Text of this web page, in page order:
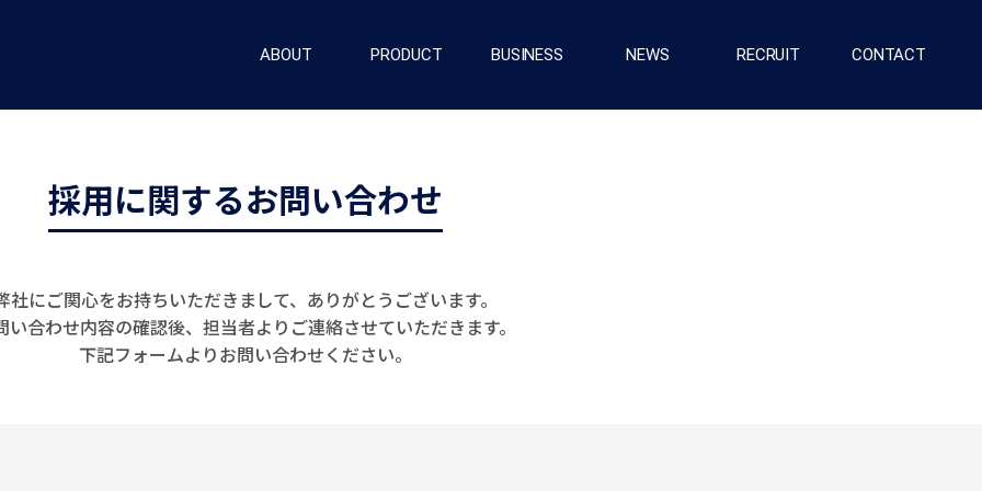
ABOUT PRODUCT BUSINESS NEWS RECRUIT CONTACT
採用に関するお問い合わせ
社にご関心をお持ちいただきまして、 ありがとうございます。
い合わせ内容の確認後、担当者よりご連絡させていただきます。
下記フォームよりお問い合わせください。